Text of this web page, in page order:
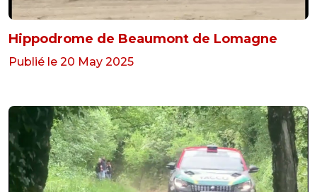
Hippodrome de Beaumont de Lomagne
Publié le 20 May 2025